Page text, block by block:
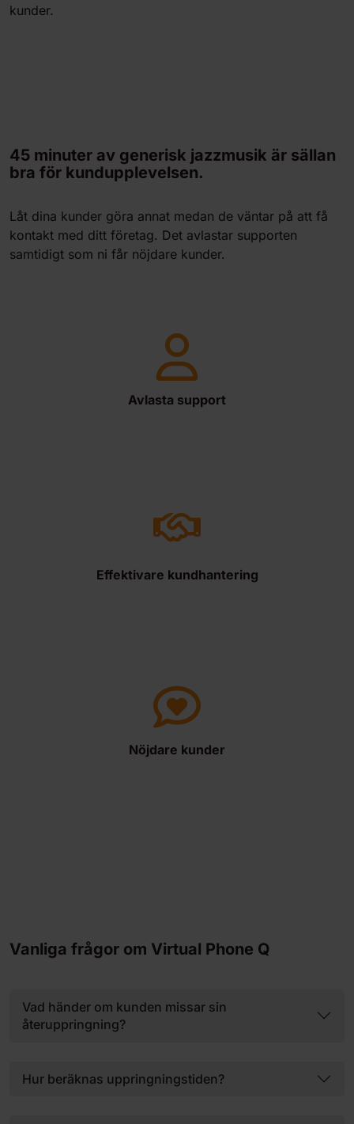
kunder.
45 minuter av generisk jazzmusik är sällan
bra för kundupplevelsen.
Låt dina kunder göra annat medan de väntar på att få
kontakt med ditt företag. Det avlastar supporten
samtidigt som ni får nöjdare kunder.
Avlasta support
Effektivare kundhantering
Nöjdare kunder
Vanliga frågor om Virtual Phone Q
Vad händer om kunden missar sin
återuppringning?
Hur beräknas uppringningstiden?